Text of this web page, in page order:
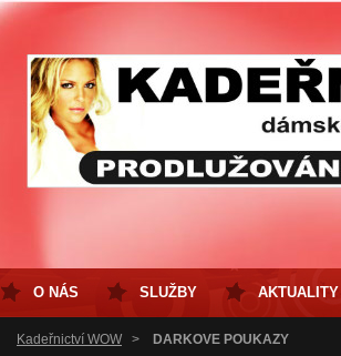
Kadeřnictví WOW > DÁRKOVÉ POUKAZY
O NÁS SLUŽBY AKTUALITY